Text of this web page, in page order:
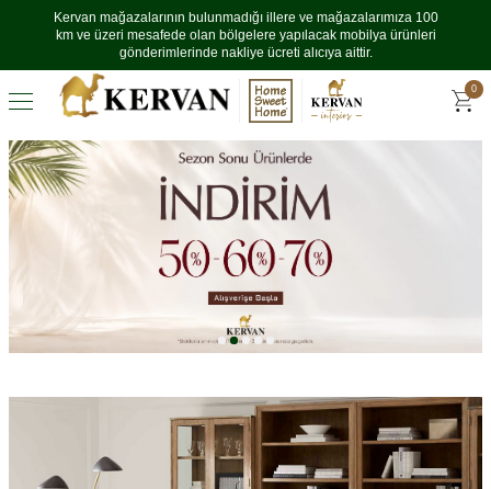
Kervan mağazalarının bulunmadığı illere ve mağazalarımıza 100
km ve üzeri mesafede olan bölgelere yapılacak mobilya ürünleri
gönderimlerinde nakliye ücreti alıcıya aittir.
0